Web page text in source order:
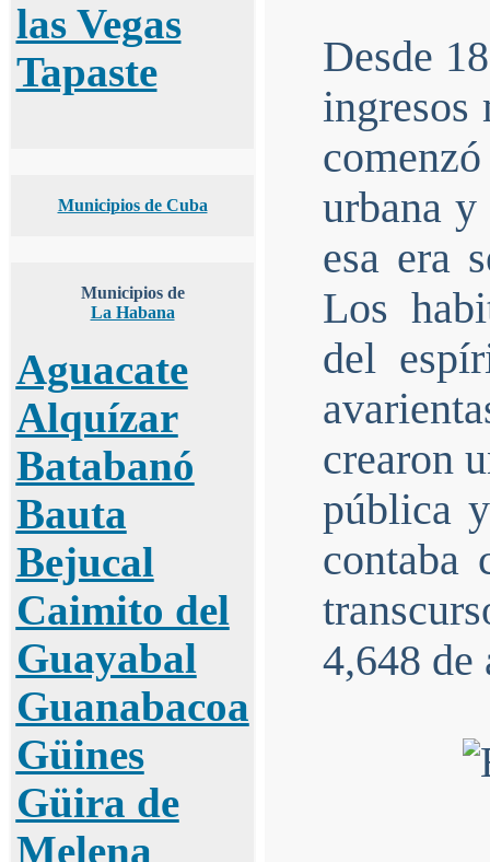
las Vegas
Tapaste
Municipios de Cuba
Municipios de
La Habana
Aguacate
Alquízar
Batabanó
Bauta
Bejucal
Caimito del
Guayabal
Guanabacoa
Güines
Güira de
Melena
Desde
ingresos
urbana
esa era
Los
del
crearon
pública
contaba
4,648 de